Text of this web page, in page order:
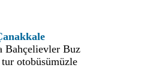
Bahçelievler Buz
otobüsümüzle